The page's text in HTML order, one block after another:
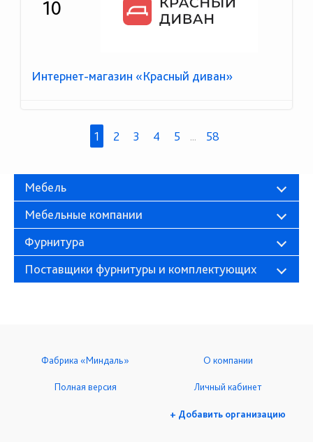
10
Интернет-магазин «Красный диван»
1 2 3 4 5 ... 58
Мебель
Мебельные компании
Фурнитура
Поставщики фурнитуры и комплектующих
Фабрика «Миндаль» О компании
Полная версия Личный кабинет
+ Добавить организацию